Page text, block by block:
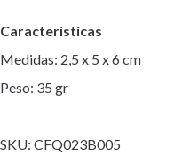
Características
Medidas: 2,5 x 5 x 6 cm
Peso: 35 gr
SKU: CFQ023B005